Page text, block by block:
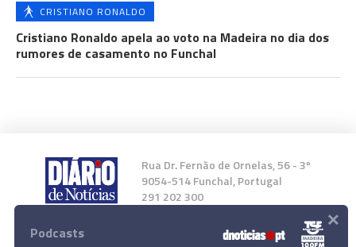
CRISTIANO RONALDO
Cristiano Ronaldo apela ao voto na Madeira no dia dos
rumores de casamento no Funchal
Rua Dr. Fernão de Ornelas, 56 - 3º
9054-514 Funchal, Portugal
291 202 300
Instale a nossa App
Podcasts ×